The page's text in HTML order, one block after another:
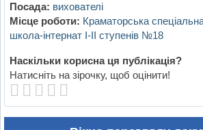
Посада: вихователі
Місце роботи: Краматорська
школа-інтернат І-ІІ ступенів №18
Наскільки корисна ця публікація?
Натисніть на зірочку, щоб оцінити!